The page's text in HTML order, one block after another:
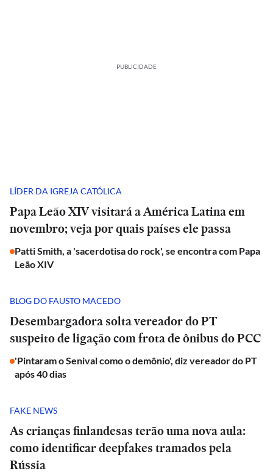
PUBLICIDADE
LÍDER DA IGREJA CATÓLICA
Papa Leão XIV visitará a América Latina em
novembro; veja por quais países ele passa
Patti Smith, a 'sacerdotisa do rock', se encontra com Papa
Leão XIV
BLOG DO FAUSTO MACEDO
Desembargadora solta vereador do PT
suspeito de ligação com frota de ônibus do PCC
'Pintaram o Senival como o demônio', diz vereador do PT
após 40 dias
FAKE NEWS
As crianças finlandesas terão uma nova aula:
como identificar deepfakes tramados pela
Rússia